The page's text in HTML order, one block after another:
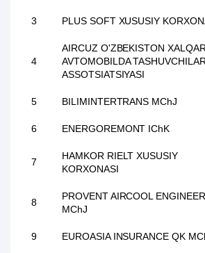
3 PLUS SOFT XUSUSIY
4
AIRCUZ O'ZBEKISTON
AVTOMOBILDA TASHUVCHILAR
ASSOTSIATSIYASI
5 BILIMINTERTRANS MChJ
6 ENERGOREMONT IChK
7
HAMKOR RIELT XUSUSIY
KORXONASI
8
PROVENT AIRCOOL
MChJ
9 EUROASIA INSURANCE QK